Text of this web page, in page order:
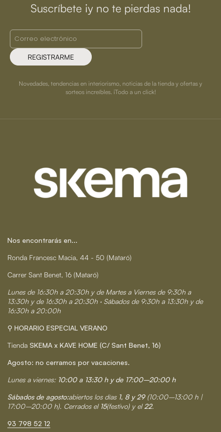
Suscríbete ¡y no te pierdas nada!
REGISTRARME
Novedades, tendencias en interiorismo, noticias de la tienda y ofertas y
sorteos increíbles. ¡Todo a un click!
Nos encontrarás en...
Ronda Francesc Macia, 44 - 50 (Mataró)
Carrer Sant Benet, 16 (Mataró)
Lunes de 16:30h a 20:30h y de Martes a Viernes de 9:30h a
13:30h y de 16:30h a 20:30h · Sábados de 9:30h a 13:30h y de
16:30h a 20:00h
⚲ HORARIO ESPECIAL VERANO
Tienda SKEMA x KAVE HOME (C/ Sant Benet, 16)
Agosto: no cerramos por vacaciones.
Lunes a viernes: 10:00 a 13:30 h y de 17:00–20:00 h
Sábados de agosto:abiertos los días 1, 8 y 29 (10:00–13:00 h |
17:00–20:00 h). Cerrados el 15(festivo) y el22.
93 798 52 12